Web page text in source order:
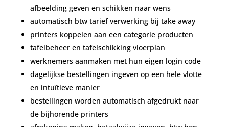
afbeelding geven en schikken naar wens
automatisch btw tarief verwerking bij take away
printers koppelen aan een categorie producten
tafelbeheer en tafelschikking vloerplan
werknemers aanmaken met hun eigen login code
dagelijkse bestellingen ingeven op een hele vlotte
en intuïtieve manier
bestellingen worden automatisch afgedrukt naar
de bijhorende printers